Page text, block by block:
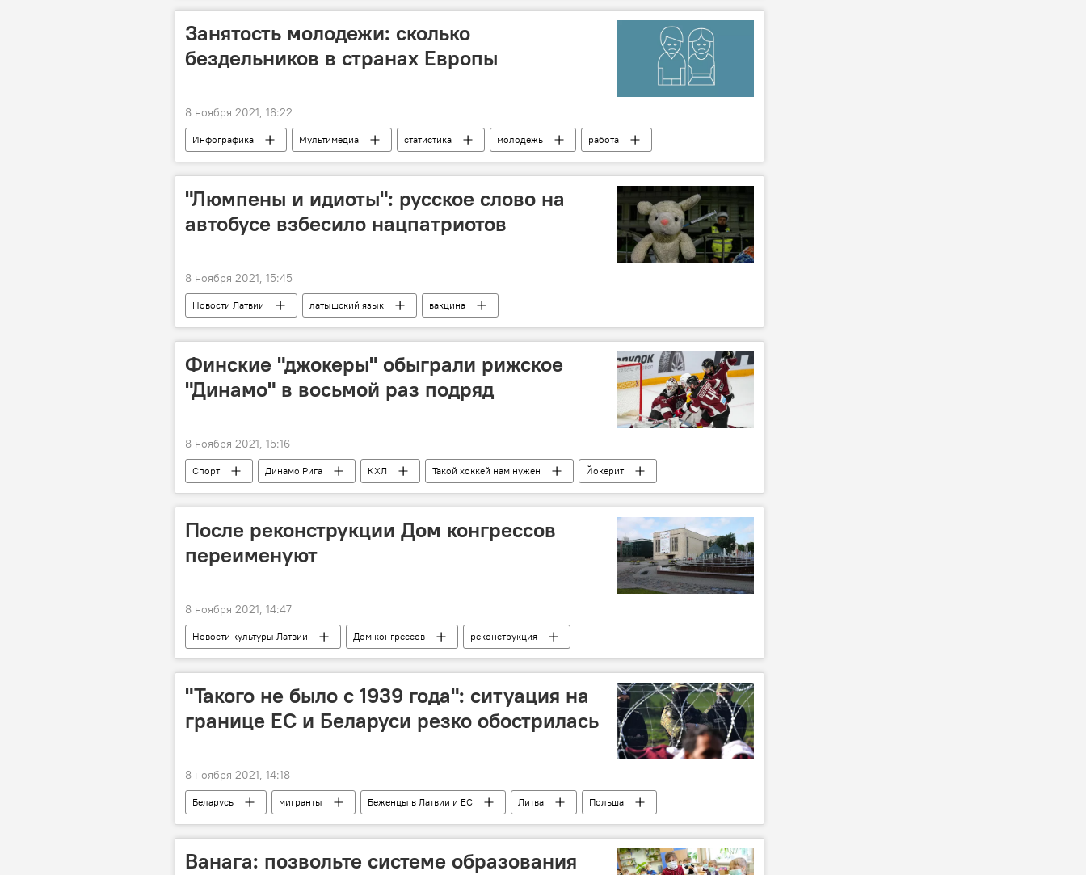
Занятость молодежи: сколько
бездельников в странах Европы
8 ноября 2021, 16:22
Инфографика Мультимедиа статистика молодежь
работа
Латвия в мировых рейтингах
обучение
"Люмпены и идиоты": русское слово на
автобусе взбесило нацпатриотов
8 ноября 2021, 15:45
Новости Латвии латышский язык вакцина
Финские "джокеры" обыграли рижское
"Динамо" в восьмой раз подряд
8 ноября 2021, 15:16
Спорт Динамо Рига КХЛ Такой хоккей нам нужен Йокерит
После реконструкции Дом конгрессов
переименуют
8 ноября 2021, 14:47
Новости культуры Латвии Дом конгрессов реконструкция
"Такого не было с 1939 года": ситуация на
границе ЕС и Беларуси резко обострилась
8 ноября 2021, 14:18
Беларусь мигранты Беженцы в Латвии и ЕС Литва Польша
Ванага: позвольте системе образования